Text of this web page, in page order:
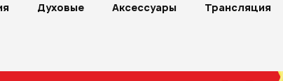
Духовые Аксессуары Трансляция